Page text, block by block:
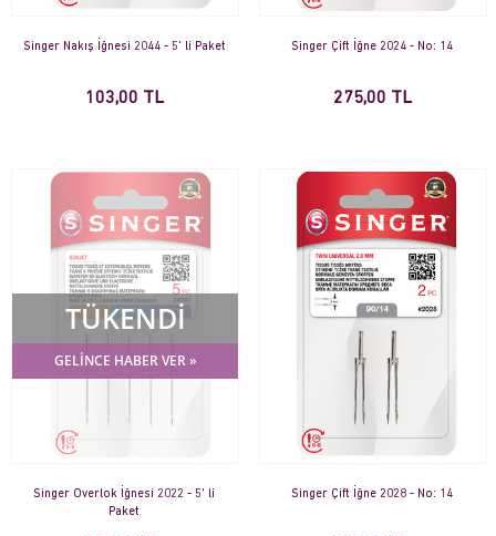
Singer Nakış İğnesi 2044 - 5' li Paket
103,00 TL
Singer Çift İğne 2024 - No: 14
275,00 TL
TÜKENDİ
GELİNCE HABER VER »
Singer Overlok İğnesi 2022 - 5' li
Paket
Singer Çift İğne 2028 - No: 14